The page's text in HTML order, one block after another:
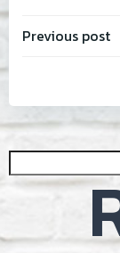
Previous post